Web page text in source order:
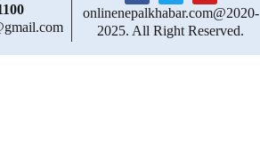
onlinenepalkhabar.com@2020-
2025. All Right Reserved.